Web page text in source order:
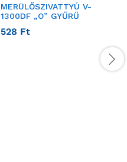
MERÜLŐSZIVATTYÚ V-
1300DF „O” GYŰRŰ
528 Ft